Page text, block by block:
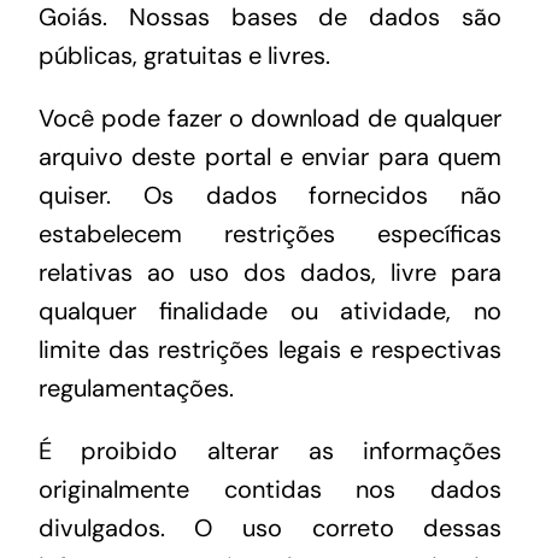
Goiás. Nossas bases de dados são
públicas, gratuitas e livres.
Você pode fazer o download de qualquer
arquivo deste portal e enviar para quem
quiser. Os dados fornecidos não
estabelecem restrições específicas
relativas ao uso dos dados, livre para
qualquer finalidade ou atividade, no
limite das restrições legais e respectivas
regulamentações.
É proibido alterar as informações
originalmente contidas nos dados
divulgados. O uso correto dessas